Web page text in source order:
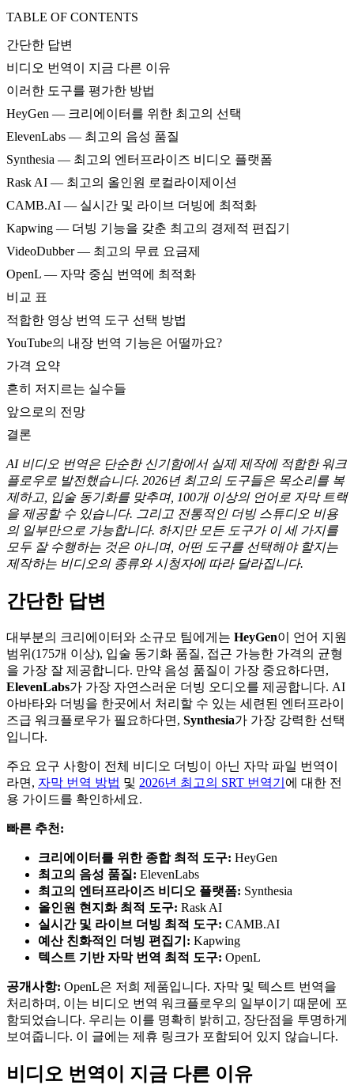
TABLE OF CONTENTS
간단한 답변
비디오 번역이 지금 다른 이유
이러한 도구를 평가한 방법
HeyGen — 크리에이터를 위한 최고의 선택
ElevenLabs — 최고의 음성 품질
Synthesia — 최고의 엔터프라이즈 비디오 플랫폼
Rask AI — 최고의 올인원 로컬라이제이션
CAMB.AI — 실시간 및 라이브 더빙에 최적화
Kapwing — 더빙 기능을 갖춘 최고의 경제적 편집기
VideoDubber — 최고의 무료 요금제
OpenL — 자막 중심 번역에 최적화
비교 표
적합한 영상 번역 도구 선택 방법
YouTube의 내장 번역 기능은 어떨까요?
가격 요약
흔히 저지르는 실수들
앞으로의 전망
결론
AI 비디오 번역은 단순한 신기함에서 실제 제작에 적합한 워크
플로우로 발전했습니다. 2026년 최고의 도구들은 목소리를 복
제하고, 입술 동기화를 맞추며, 100개 이상의 언어로 자막 트랙
을 제공할 수 있습니다. 그리고 전통적인 더빙 스튜디오 비용
의 일부만으로 가능합니다. 하지만 모든 도구가 이 세 가지를
모두 잘 수행하는 것은 아니며, 어떤 도구를 선택해야 할지는
제작하는 비디오의 종류와 시청자에 따라 달라집니다.
간단한 답변
대부분의 크리에이터와 소규모 팀에게는 HeyGen이 언어 지원
범위(175개 이상), 입술 동기화 품질, 접근 가능한 가격의 균형
을 가장 잘 제공합니다. 만약 음성 품질이 가장 중요하다면,
ElevenLabs가 가장 자연스러운 더빙 오디오를 제공합니다. AI
아바타와 더빙을 한곳에서 처리할 수 있는 세련된 엔터프라이
즈급 워크플로우가 필요하다면, Synthesia가 가장 강력한 선택
입니다.
주요 요구 사항이 전체 비디오 더빙이 아닌 자막 파일 번역이
라면, 자막 번역 방법 및 2026년 최고의 SRT 번역기 에 대한 전
용 가이드를 확인하세요.
빠른 추천:
크리에이터를 위한 종합 최적 도구: HeyGen
최고의 음성 품질: ElevenLabs
최고의 엔터프라이즈 비디오 플랫폼: Synthesia
올인원 현지화 최적 도구: Rask AI
실시간 및 라이브 더빙 최적 도구: CAMB.AI
예산 친화적인 더빙 편집기: Kapwing
텍스트 기반 자막 번역 최적 도구: OpenL
공개사항: OpenL은 저희 제품입니다. 자막 및 텍스트 번역을
처리하며, 이는 비디오 번역 워크플로우의 일부이기 때문에 포
함되었습니다. 우리는 이를 명확히 밝히고, 장단점을 투명하게
보여줍니다. 이 글에는 제휴 링크가 포함되어 있지 않습니다.
비디오 번역이 지금 다른 이유